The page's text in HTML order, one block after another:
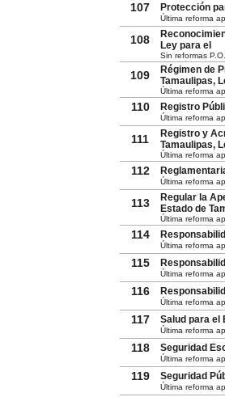
107 Protección
Última reforma
108
Ley para el
Sin reformas
109
Régimen de
Tamaulipas,
Última reforma
110 Registro
Última reforma
111
Registro y
Tamaulipas,
Última reforma
112
Última reforma
113
Regular la
Estado de
Última reforma
114
Última reforma
115
Última reforma
116
Última reforma
117 Salud para el
Última reforma
118 Seguridad
Última reforma
119 Seguridad
Última reforma